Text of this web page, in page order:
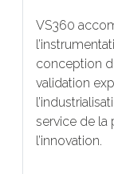
VS360
conception
validation
service de la
l’innovation.